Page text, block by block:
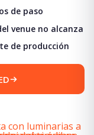
de paso
venue no alcanza
de producción